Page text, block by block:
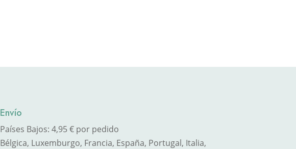
Envío
Países Bajos: 4,95 € por pedido
Bélgica, Luxemburgo, Francia, España, Portugal, Italia,